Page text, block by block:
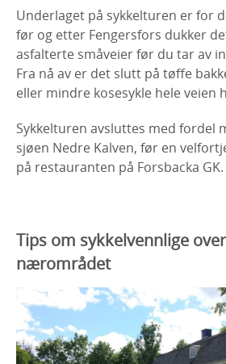
Underlaget på sykkelturen er for
før og etter Fengersfors dukker
asfalterte småveier før du tar av
Fra nå av er det slutt på tøffe
eller mindre kosesykle hele veien
Sykkelturen avsluttes med fordel
sjøen Nedre Kalven, før en
på restauranten på Forsbacka GK.
Tips om sykkelvennlige
nærområdet